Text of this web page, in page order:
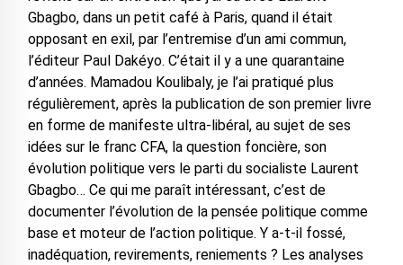
Gbagbo, dans un petit café à Paris, quand il était
opposant en exil, par l’entremise d’un ami commun,
l’éditeur Paul Dakéyo. C’était il y a une quarantaine
d’années. Mamadou Koulibaly, je l’ai pratiqué plus
régulièrement, après la publication de son premier livre
en forme de manifeste ultra-libéral, au sujet de ses
idées sur le franc CFA, la question foncière, son
évolution politique vers le parti du socialiste Laurent
Gbagbo… Ce qui me paraît intéressant, c’est de
documenter l’évolution de la pensée politique comme
base et moteur de l’action politique. Y a-t-il fossé,
inadéquation, revirements, reniements ? Les analyses